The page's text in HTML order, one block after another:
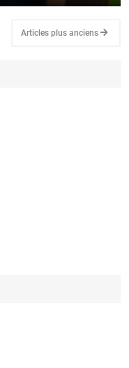
Articles plus anciens